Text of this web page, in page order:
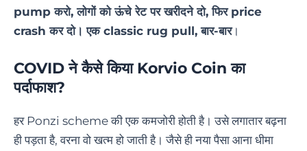
pump करो, लोगों को ऊंचे रेट पर खरीदने दो, फिर price
crash कर दो। एक classic rug pull, बार-बार।
COVID ने कैसे किया Korvio Coin का
पर्दाफाश?
हर Ponzi scheme की एक कमजोरी होती है। उसे लगातार बढ़ना
ही पड़ता है, वरना वो खत्म हो जाती है। जैसे ही नया पैसा आना धीमा